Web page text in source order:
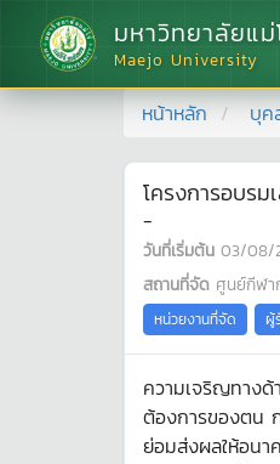
มหาวิทยาลัยแม่
Maejo University
หน้าหลัก บุค
โครงการอบร
-
วันที่เริ่มต้น 03/08/
สถานที่จัด ศูนย์กีฬา
หน่วยงานที่จัด ผู้
ความเจริญทางด้
ต้องการของตน
ย่อมส่งผลให้อนา